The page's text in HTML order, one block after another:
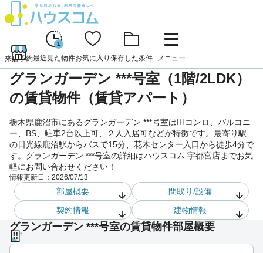
来店予約
1
最近見た物件お気に入り 保存した条件 メニュー
グランガーデン ***号室（1階/2LDK）
の賃貸物件（賃貸アパート）
栃木県鹿沼市にあるグランガーデン ***号室はIHコンロ、バルコニ
ー、BS、駐車2台以上可、２人入居可などが特徴です。最寄り駅
の日光線鹿沼駅からバスで15分、花木センター入口から徒歩4分で
す。グランガーデン ***号室の詳細はハウスコム 宇都宮店までお気
軽にお問い合わせください！
情報更新日： 2026/07/13
部屋概要
間取り/設備
契約情報
建物情報
グランガーデン ***号室の賃貸物件部屋概要